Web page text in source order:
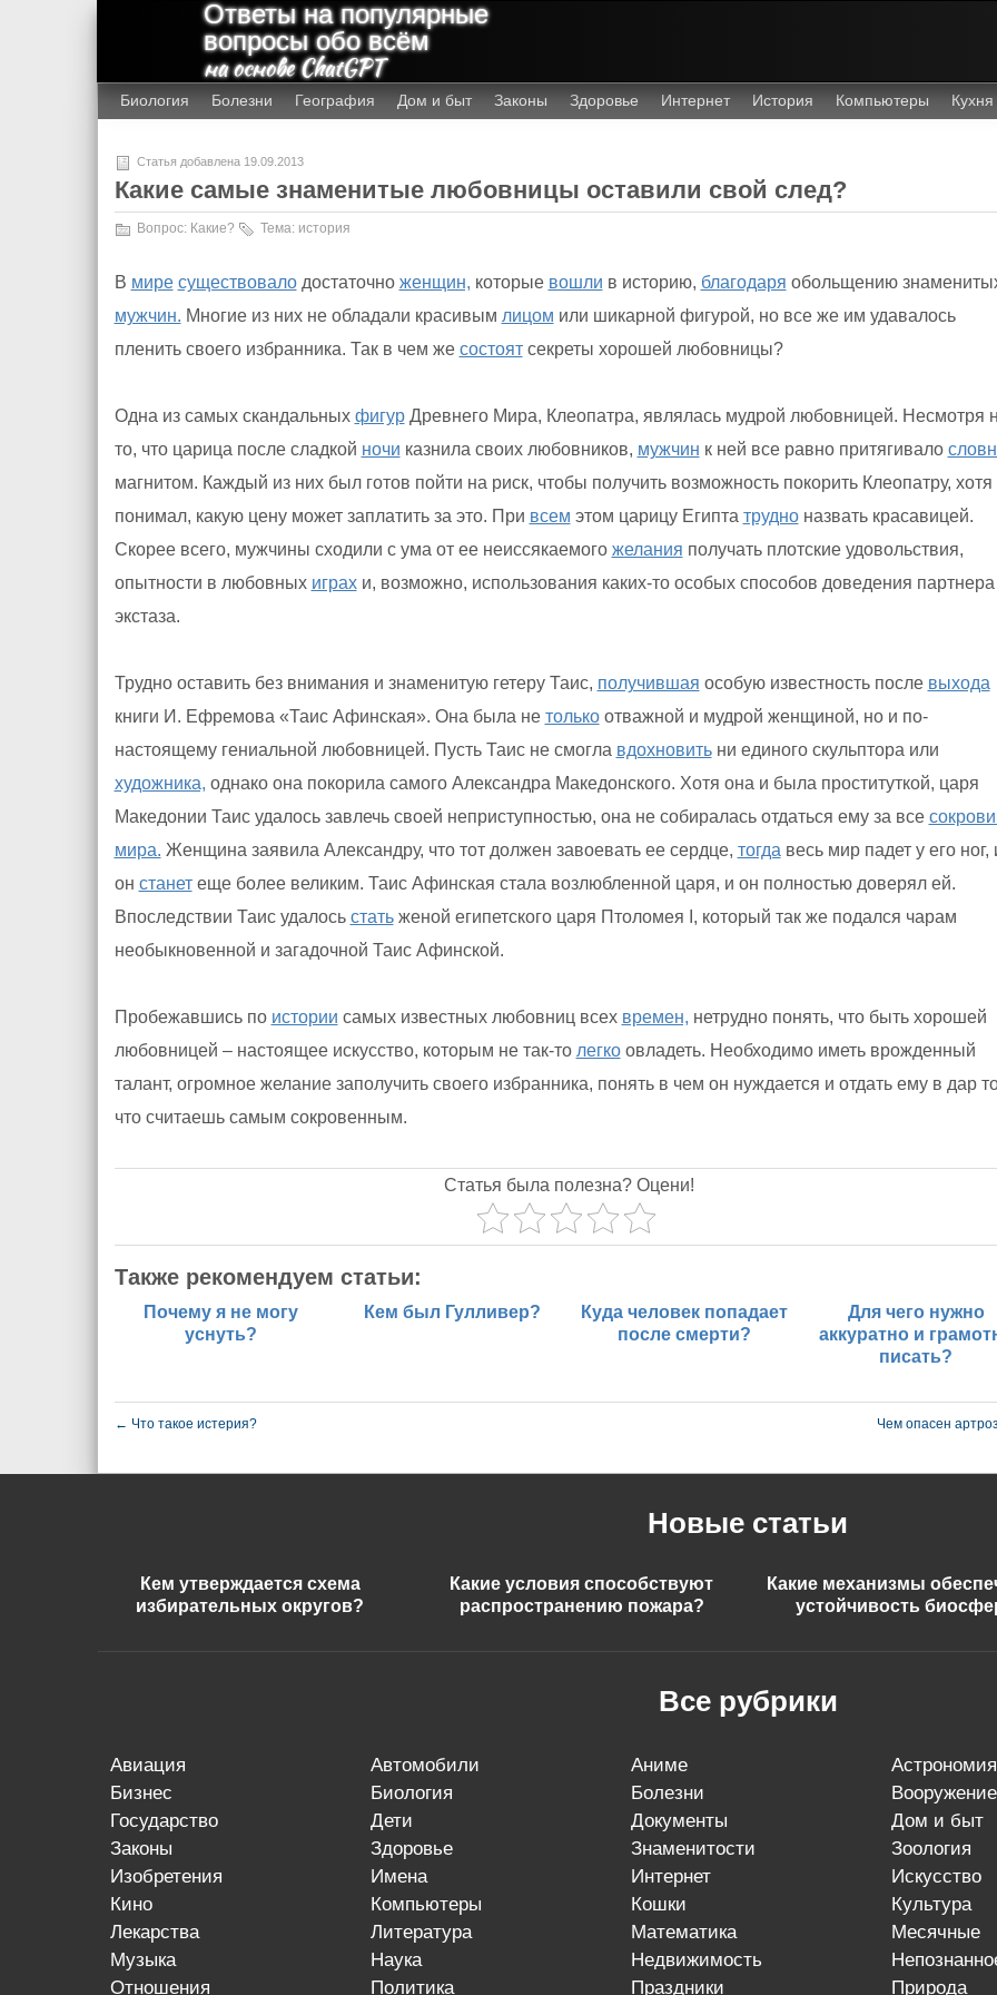
Ответы на популярные
вопросы обо всём
на основе ChatGPT
Биология Болезни География Дом и быт Законы Здоровье Интернет История Компьютеры Кухня
Статья добавлена 19.09.2013
Какие самые знаменитые любовницы оставили свой след?
Вопрос: Какие? Тема: история
В мире существовалодостаточно женщин, которые вошли в историю, благодаря обольщению
мужчин. Многие из них не обладали красивым лицом или шикарной фигурой, но все же им удавалось
пленить своего избранника. Так в чем же состоятсекреты хорошей любовницы?
Одна из самых скандальных фигурДревнего Мира, Клеопатра, являлась мудрой любовницей. Несмотря
то, что царица после сладкой ночи казнила своих любовников, мужчин к ней все равно притягивало
магнитом. Каждый из них был готов пойти на риск, чтобы получить возможность покорить Клеопатру, хотя
понимал, какую цену может заплатить за это. При всем этом царицу Египта трудноназвать красавицей.
Скорее всего, мужчины сходили с ума от ее неиссякаемого желания получать плотские удовольствия,
опытности в любовных играхи, возможно, использования каких-то особых способов доведения
экстаза.
Трудно оставить без внимания и знаменитую гетеру Таис, получившая особую известность после выхода
книги И. Ефремова «Таис Афинская». Она была не толькоотважной и мудрой женщиной, но и по-
настоящему гениальной любовницей. Пусть Таис не смогла вдохновитьни единого скульптора или
художника, однако она покорила самого Александра Македонского. Хотя она и была проституткой, царя
Македонии Таис удалось завлечь своей неприступностью, она не собиралась отдаться ему за все
мира. Женщина заявила Александру, что тот должен завоевать ее сердце, тогда весь мир падет у его ног,
он станетеще более великим. Таис Афинская стала возлюбленной царя, и он полностью доверял ей.
Впоследствии Таис удалось статьженой египетского царя Птоломея I, который так же подался чарам
необыкновенной и загадочной Таис Афинской.
Пробежавшись по истории самых известных любовниц всех времен, нетрудно понять, что быть хорошей
любовницей – настоящее искусство, которым не так-то легкоовладеть. Необходимо иметь врожденный
талант, огромное желание заполучить своего избранника, понять в чем он нуждается и отдать ему в дар
что считаешь самым сокровенным.
Статья была полезна? Оцени!
Также рекомендуем статьи:
Почему я не могу
уснуть?
Кем был Гулливер?
Куда человек попадает
после смерти?
Для чего нужно
аккуратно и
писать?
← Что такое истерия? Чем опасен
Новые статьи
Кем утверждается схема
избирательных округов?
Какие условия способствуют
распространению пожара?
Какие механизмы
устойчивость
Все рубрики
авиация автомобили аниме астрономия
бизнес
биология болезни вооружение
государство
дети документы дом и быт
законы
здоровье знаменитости зоология
изобретения
имена интернет искусство
кино
компьютеры кошки культура
лекарства
литература математика месячные
музыка
наука недвижимость
отношения
политика праздники природа